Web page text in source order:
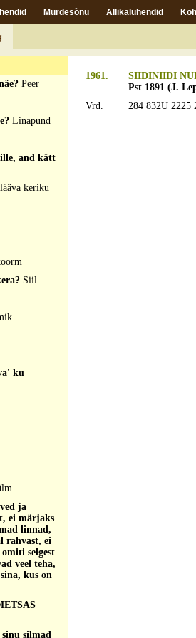
Murdesõnu Allikalühendid
pääl?
Peer
Linapund
and kätt
keriku
Siil
ku
ja
ei märjaks
linnad,
rahvast, ei
selgest
veel teha,
kus on
silmad
1961. SIIDINIIDI
Pst 1891 (J.
Vrd.
284 832U 2225